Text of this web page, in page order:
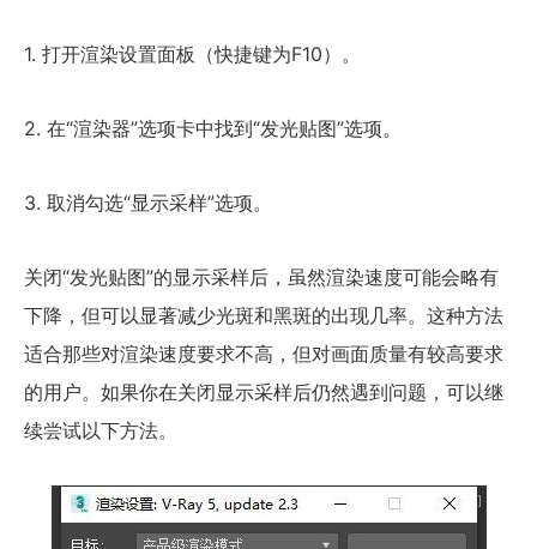
1. 打开渲染设置面板（快捷键为F10）。
2. 在“渲染器”选项卡中找到“发光贴图”选项。
3. 取消勾选“显示采样”选项。
关闭“发光贴图”的显示采样后，虽然渲染速度可能会略有
下降，但可以显著减少光斑和黑斑的出现几率。这种方法
适合那些对渲染速度要求不高，但对画面质量有较高要求
的用户。如果你在关闭显示采样后仍然遇到问题，可以继
续尝试以下方法。